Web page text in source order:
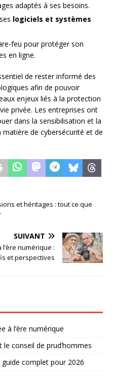
adaptés à ses besoins.
logiciels et systèmes
feu pour protéger son
en ligne.
de rester informé des
afin de pouvoir
enjeux liés à la protection
privée. Les entreprises ont
dans la sensibilisation et la
de cybersécurité et de
et héritages : tout ce que
SUIVANT
numérique :
et perspectives
à l’ère numérique
conseil de prud’hommes
complet pour 2026